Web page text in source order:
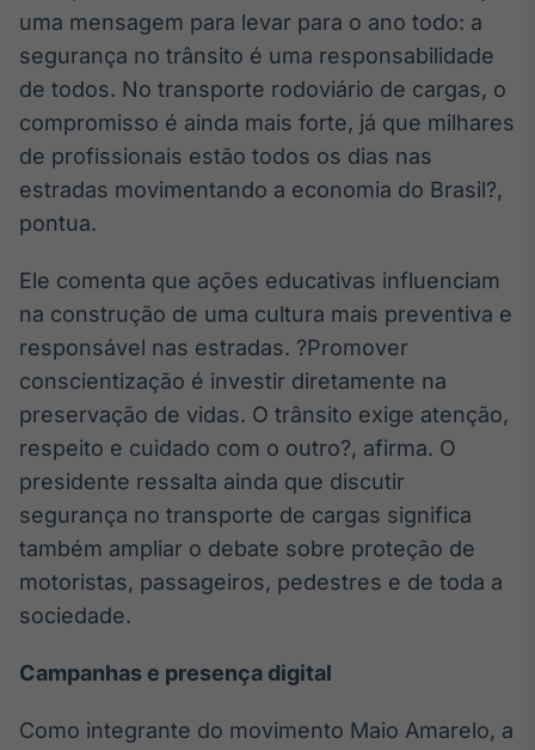
uma mensagem para levar para o ano todo: a
segurança no trânsito é uma responsabilidade
de todos. No transporte rodoviário de cargas, o
compromisso é ainda mais forte, já que milhares
de profissionais estão todos os dias nas
estradas movimentando a economia do Brasil?,
pontua.
Ele comenta que ações educativas influenciam
na construção de uma cultura mais preventiva e
responsável nas estradas. ?Promover
conscientização é investir diretamente na
preservação de vidas. O trânsito exige atenção,
respeito e cuidado com o outro?, afirma. O
presidente ressalta ainda que discutir
segurança no transporte de cargas significa
também ampliar o debate sobre proteção de
motoristas, passageiros, pedestres e de toda a
sociedade.
Campanhas e presença digital
Como integrante do movimento Maio Amarelo, a